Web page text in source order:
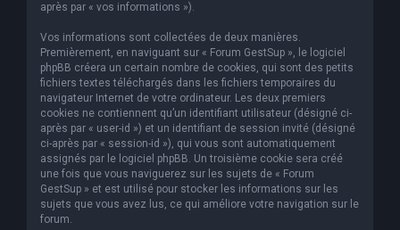
après par « vos informations »).
Vos informations sont collectées de deux manières.
Premièrement, en naviguant sur « Forum GestSup », le logiciel
phpBB créera un certain nombre de cookies, qui sont des petits
fichiers textes téléchargés dans les fichiers temporaires du
navigateur Internet de votre ordinateur. Les deux premiers
cookies ne contiennent qu’un identifiant utilisateur (désigné ci-
après par « user-id ») et un identifiant de session invité (désigné
ci-après par « session-id »), qui vous sont automatiquement
assignés par le logiciel phpBB. Un troisième cookie sera créé
une fois que vous naviguerez sur les sujets de « Forum
GestSup » et est utilisé pour stocker les informations sur les
sujets que vous avez lus, ce qui améliore votre navigation sur le
forum.